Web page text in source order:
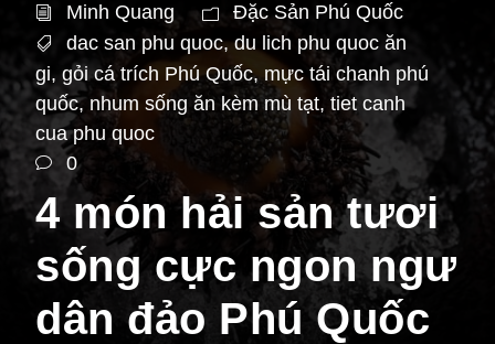
Minh Quang
Đặc Sản Phú Quốc
dac san phu quoc, du lich phu quoc ăn
gi, gỏi cá trích Phú Quốc, mực tái chanh phú
quốc, nhum sống ăn kèm mù tạt, tiet canh
cua phu quoc
0
4 món hải sản tươi
sống cực ngon ngư
dân đảo Phú Quốc